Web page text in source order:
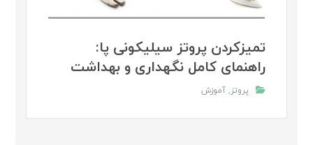
تمیزکردن پروتز سیلیکونی پا:
راهنمای کامل نگهداری و بهداشت
پروتز,آموزش